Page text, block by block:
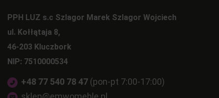
PPH LUZ s.c Szlagor Marek Szlagor Wojciech
ul. Kołłątaja 8,
46-203 Kluczbork
NIP: 7510000534
+48 77 540 78 47 (pon-pt 7:00-17:00)